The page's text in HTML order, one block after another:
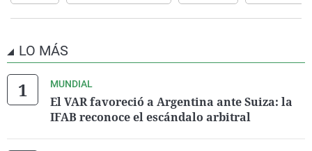
LO MÁS
MUNDIAL
El VAR favoreció a Argentina ante Suiza: la
IFAB reconoce el escándalo arbitral